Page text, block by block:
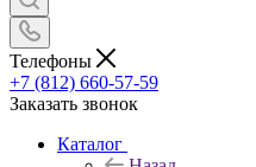
Телефоны
+7 (812) 660-57-59
Заказать звонок
Каталог